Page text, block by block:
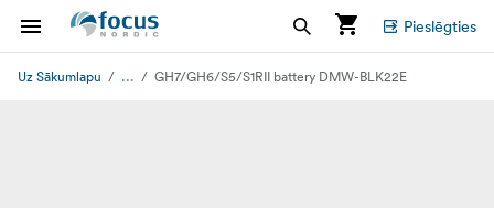
Pieslēgties
Uz Sākumlapu ... GH7/GH6/S5/S1RII battery DMW-BLK22E